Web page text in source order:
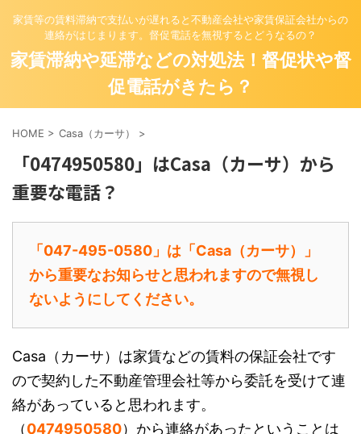
家賃等の賃料滞納で支払いが遅れると不動産会社や家賃保証会社からの
連絡がはじまります。督促電話を無視するとどうなるの？
家賃滞納や延滞などの対処法！督促状や督
促電話がきたら？
HOME > Casa（カーサ） >
「0474950580」はCasa（カーサ）から
重要な電話？
「047-495-0580」は「Casa（カーサ）」
から重要なお知らせと思われますので無視し
ないようにしてください。
Casa（カーサ） は家賃などの賃料の保証会社です
ので契約した不動産管理会社等から委託を受けて連
絡があっていると思われます。
（0474950580）から連絡があったということは